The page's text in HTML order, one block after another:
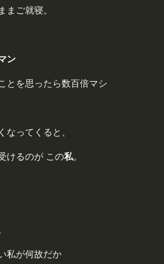
まご就寝。
ン
とを思ったら数百倍マシ
なってくると、
けるのが この私。
私が何故だか